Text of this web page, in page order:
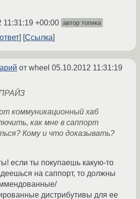
11:31:19 +00:00 автор топика
Ссылка
от wheel 05.10.2012 11:31:19
коммуникационный хаб
как мне в саппорт
Кому и что доказывать?
если ты покупаешь какую-то
на саппорт, то должны
дистрибутивы для ее